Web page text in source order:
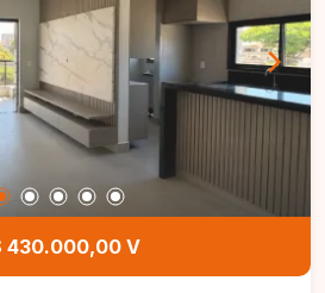
430.000,00 V